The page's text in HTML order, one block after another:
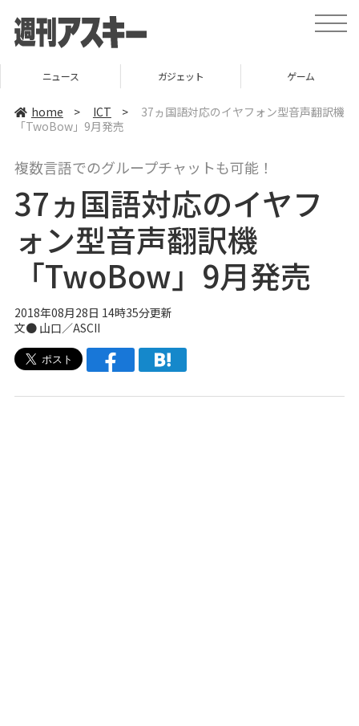
t
o
a
v
ニュース ガジェット ゲーム
home > ICT >
37ヵ国語対応のイヤフォン型音声翻訳機
「TwoBow」9月発売
複数言語でのグループチャットも可能！
37ヵ国語対応のイヤフ
ォン型音声翻訳機
「TwoBow」9月発売
2018年08月28日 14時35分更新
文● 山口／ASCII